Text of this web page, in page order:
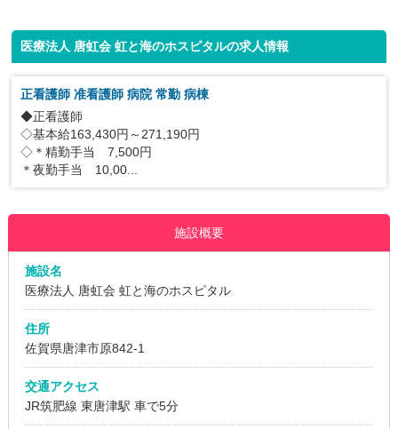
医療法人 唐虹会 虹と海のホスピタルの求人情報
正看護師 准看護師 病院 常勤 病棟
◆正看護師
◇基本給163,430円～271,190円
◇＊精勤手当 7,500円
＊夜勤手当 10,00...
施設概要
施設名
医療法人 唐虹会 虹と海のホスピタル
住所
佐賀県唐津市原842-1
交通アクセス
JR筑肥線 東唐津駅 車で5分